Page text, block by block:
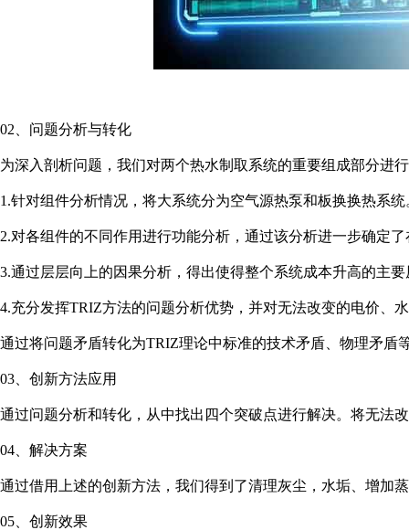
02、问题分析与转化
为深入剖析问题，我们对两个热水制取系统的重要组成部分进
1.针对组件分析情况，将大系统分为空气源热泵和板换换热系统
2.对各组件的不同作用进行功能分析，通过该分析进一步确定
3.通过层层向上的因果分析，得出使得整个系统成本升高的主
4.充分发挥TRIZ方法的问题分析优势，并对无法改变的电价、
通过将问题矛盾转化为TRIZ理论中标准的技术矛盾、物理矛
03、创新方法应用
通过问题分析和转化，从中找出四个突破点进行解决。将无法
04、解决方案
通过借用上述的创新方法，我们得到了清理灰尘，水垢、增加
05、创新效果